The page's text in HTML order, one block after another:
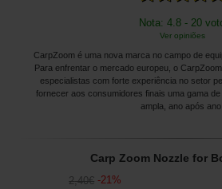
Nota: 4.8 - 20
Ver opiniões
CarpZoom é uma nova marca no campo de
Para enfrentar o mercado europeu, o
especialistas com forte experiência no setor
fornecer aos consumidores finais uma gama
ampla, ano após ano.
Carp Zoom Nozzle for
2,40€ -21%